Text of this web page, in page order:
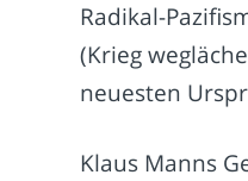
Radikal-
(Krieg
neuesten
Klaus Manns